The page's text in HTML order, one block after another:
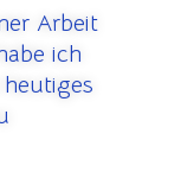
Arbeit
ich